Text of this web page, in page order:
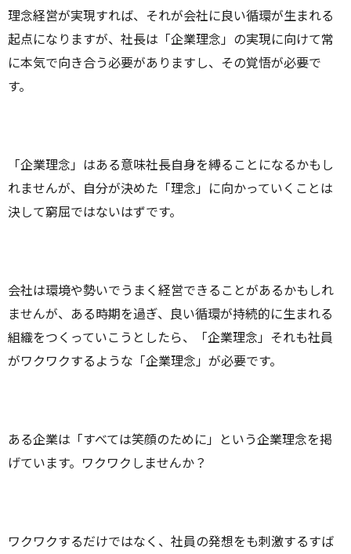
理念経営が実現すれば、それが会社に良い循環が生まれる
起点になりますが、社長は「企業理念」の実現に向けて常
に本気で向き合う必要がありますし、その覚悟が必要で
す。
「企業理念」はある意味社長自身を縛ることになるかもし
れませんが、自分が決めた「理念」に向かっていくことは
決して窮屈ではないはずです。
会社は環境や勢いでうまく経営できることがあるかもしれ
ませんが、ある時期を過ぎ、良い循環が持続的に生まれる
組織をつくっていこうとしたら、「企業理念」それも社員
がワクワクするような「企業理念」が必要です。
ある企業は「すべては笑顔のために」という企業理念を掲
げています。ワクワクしませんか？
ワクワクするだけではなく、社員の発想をも刺激するすば